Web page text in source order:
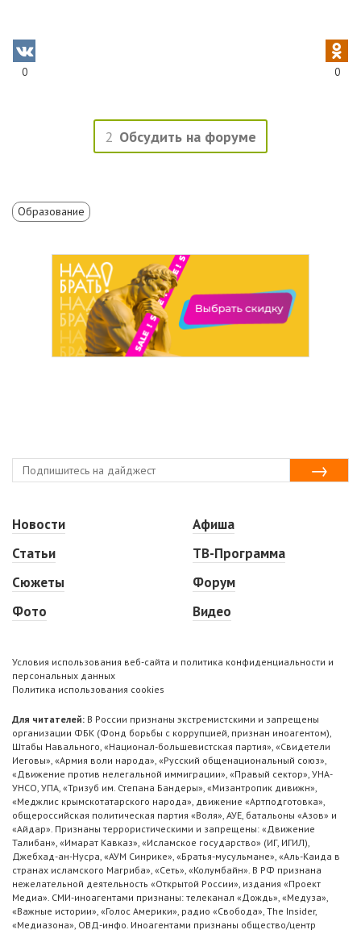
0 0
2 Обсудить на форуме
Образование
Новости
Статьи
Сюжеты
Фото
Афиша
ТВ-Программа
Форум
Видео
Условия использования веб-сайта и политика конфиденциальности и
персональных данных
Политика использования cookies
Для читателей: В России признаны экстремистскими и запрещены
организации ФБК (Фонд борьбы с коррупцией, признан иноагентом),
Штабы Навального, «Национал-большевистская партия», «Свидетели
Иеговы», «Армия воли народа», «Русский общенациональный союз»,
«Движение против нелегальной иммиграции», «Правый сектор», УНА-
УНСО, УПА, «Тризуб им. Степана Бандеры», «Мизантропик дивижн»,
«Меджлис крымскотатарского народа», движение «Артподготовка»,
общероссийская политическая партия «Воля», АУЕ, батальоны «Азов» и
«Айдар». Признаны террористическими и запрещены: «Движение
Талибан», «Имарат Кавказ», «Исламское государство» (ИГ, ИГИЛ),
Джебхад-ан-Нусра, «АУМ Синрике», «Братья-мусульмане», «Аль-Каида в
странах исламского Магриба», «Сеть», «Колумбайн». В РФ признана
нежелательной деятельность «Открытой России», издания «Проект
Медиа». СМИ-иноагентами признаны: телеканал «Дождь», «Медуза»,
«Важные истории», «Голос Америки», радио «Свобода», The Insider,
«Медиазона», ОВД-инфо. Иноагентами признаны общество/центр